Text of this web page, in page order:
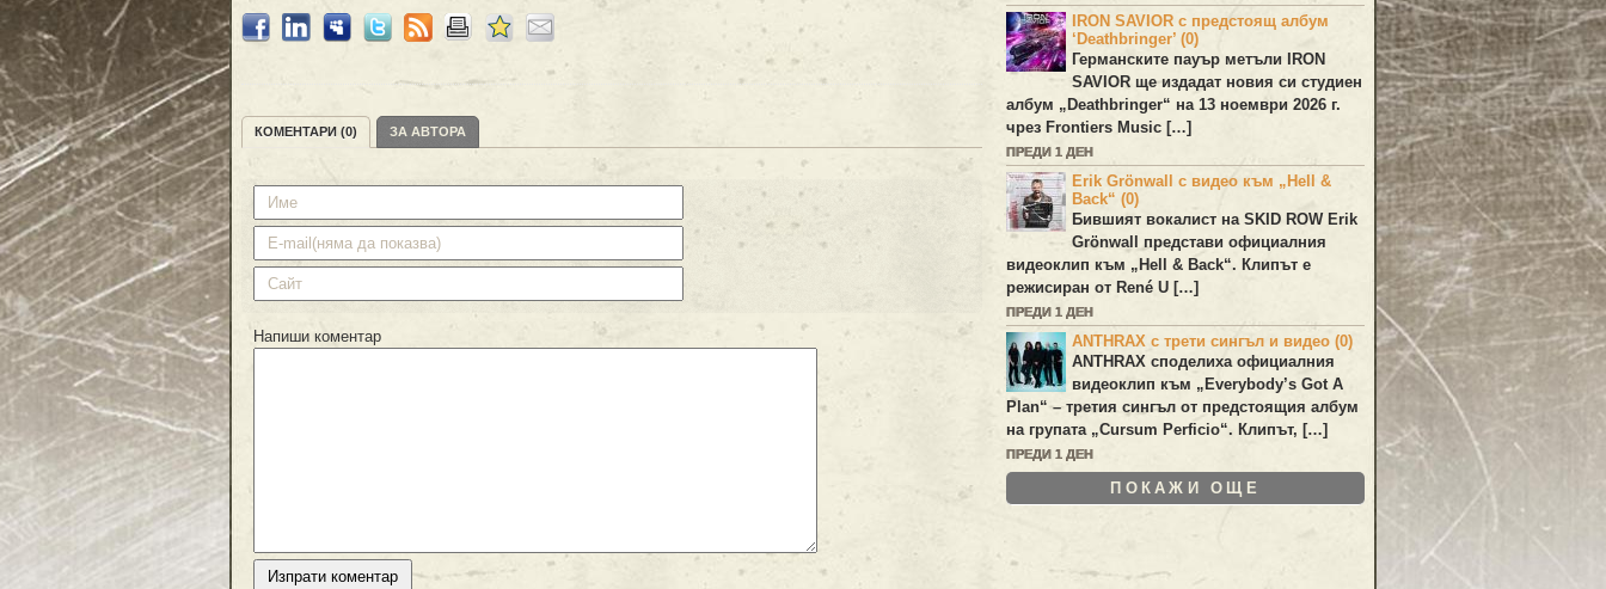
КОМЕНТАРИ (0) ЗА АВТОРА
Напиши коментар
IRON SAVIOR с предстоящ албум
‘Deathbringer’ (0)
Германските пауър метъли
IRON
SAVIOR ще издадат новия си студиен
албум „ Deathbringer“ на 13 ноември 2026 г.
чрез Frontiers Music […]
ПРЕДИ 1 ДЕН
Erik Grönwall с видео към „Hell &
Back“ (0)
Бившият вокалист на SKID ROW Erik
Grönwall
представи официалния
видеоклип към „Hell & Back“. Клипът е
режисиран от René U […]
ПРЕДИ 1 ДЕН
ANTHRAX с трети сингъл и видео (0)
ANTHRAX споделиха официалния
видеоклип към „ Everybody’s Got A
Plan“ – третия сингъл от предстоящия албум
на групата „Cursum Perficio“. Клипът, […]
ПРЕДИ 1 ДЕН
ПОКАЖИ ОЩЕ